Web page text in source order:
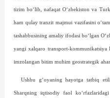
tizim bo‘lib, nafaqat O‘zbekiston va
ham qulay tranzit majmui vazifasini
tashabbusining amaliy ifodasi bo‘lgan
yangi xalqaro transport-
imzolangan bitim muhim geostrategik
Ushbu g‘oyaning hayotga tatbiq
Sharqning iqtisodiy faol